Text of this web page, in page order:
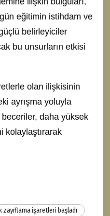
eğitimin istihdam ve
belirleyiciler
bu unsurların etkisi
olan ilişkisinin
ayrışma yoluyla
daha yüksek
kolaylaştırarak
zayıflama işaretleri başladı